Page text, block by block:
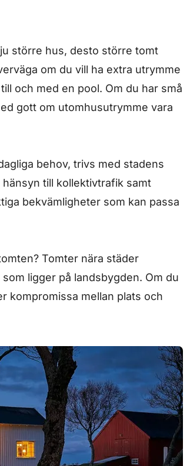
större hus, desto större tomt
om du vill ha extra utrymme
och med en pool. Om du har små
gott om utomhusutrymme vara
behov, trivs med stadens
till kollektivtrafik samt
bekvämligheter som kan passa
Tomter nära städer
ligger på landsbygden. Om du
kompromissa mellan plats och